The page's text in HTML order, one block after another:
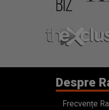
Despre
Frecvențe